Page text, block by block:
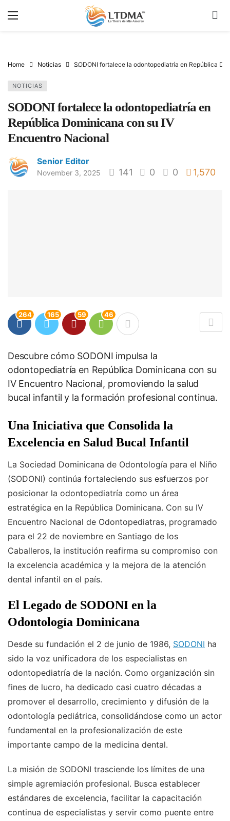
Home Noticias SODONI fortalece la odontopediatría en República
NOTICIAS
SODONI fortalece la odontopediatría en
República Dominicana con su IV
Encuentro Nacional
Senior Editor
November 3, 2025 141 0 0 1,570
264 165 59 46
Descubre cómo SODONI impulsa la
odontopediatría en República Dominicana con su
IV Encuentro Nacional, promoviendo la salud
bucal infantil y la formación profesional continua.
Una Iniciativa que Consolida la
Excelencia en Salud Bucal Infantil
La Sociedad Dominicana de Odontología para el Niño
(SODONI) continúa fortaleciendo sus esfuerzos por
posicionar la odontopediatría como un área
estratégica en la República Dominicana. Con su IV
Encuentro Nacional de Odontopediatras, programado
para el 22 de noviembre en Santiago de los
Caballeros, la institución reafirma su compromiso con
la excelencia académica y la mejora de la atención
dental infantil en el país.
El Legado de SODONI en la
Odontología Dominicana
Desde su fundación el 2 de junio de 1986, SODONI ha
sido la voz unificadora de los especialistas en
odontopediatría de la nación. Como organización sin
fines de lucro, ha dedicado casi cuatro décadas a
promover el desarrollo, crecimiento y difusión de la
odontología pediátrica, consolidándose como un actor
fundamental en la profesionalización de este
importante campo de la medicina dental.
La misión de SODONI trasciende los límites de una
simple agremiación profesional. Busca establecer
estándares de excelencia, facilitar la capacitación
continua de especialistas y servir como puente entre